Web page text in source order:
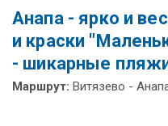
Анапа - ярко и
и краски
- шикарные
Маршрут: Витязево -